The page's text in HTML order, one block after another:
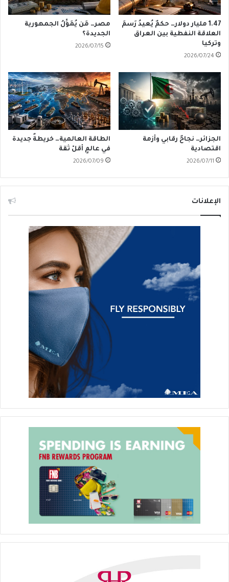
1.47 مليار دولار… حكمٌ يُعيدُ رَسمَ
العلاقة النفطية بين العراق
وتركيا
2026/07/24
مصر… مَن يُمَوِّلُ الجمهورية
الجديدة؟
2026/07/15
الجزائر… نجاحٌ رقابي وأزمة
اقتصادية
2026/07/11
الطاقة العالمية… خريطةٌ جديدة
في عالمٍ أقلّ ثقة
2026/07/09
الإعلانات